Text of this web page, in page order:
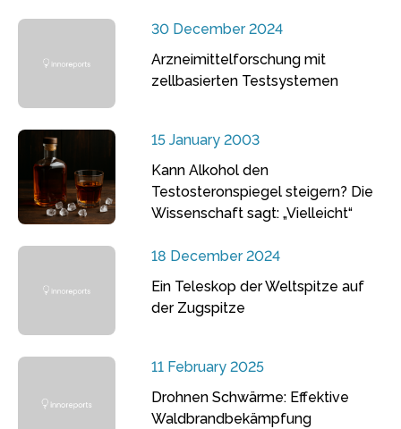
30 December 2024
Arzneimittelforschung mit
zellbasierten Testsystemen
15 January 2003
Kann Alkohol den
Testosteronspiegel steigern? Die
Wissenschaft sagt: „Vielleicht“
18 December 2024
Ein Teleskop der Weltspitze auf
der Zugspitze
11 February 2025
Drohnen Schwärme: Effektive
Waldbrandbekämpfung